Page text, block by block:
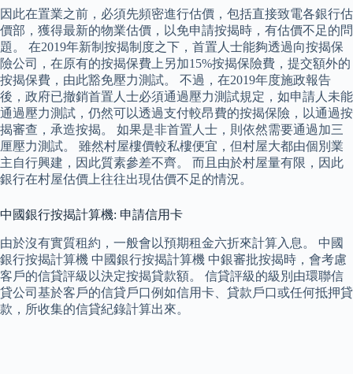
因此在置業之前，必須先頻密進行估價，包括直接致電各銀行估
價部，獲得最新的物業估價，以免申請按揭時，有估價不足的問
題。 在2019年新制按揭制度之下，首置人士能夠透過向按揭保
險公司，在原有的按揭保費上另加15%按揭保險費，提交額外的
按揭保費，由此豁免壓力測試。 不過，在2019年度施政報告
後，政府已撤銷首置人士必須通過壓力測試規定，如申請人未能
通過壓力測試，仍然可以透過支付較昂費的按揭保險，以通過按
揭審查，承造按揭。 如果是非首置人士，則依然需要通過加三
厘壓力測試。 雖然村屋樓價較私樓便宜，但村屋大都由個別業
主自行興建，因此質素參差不齊。 而且由於村屋量有限，因此
銀行在村屋估價上往往出現估價不足的情況。
中國銀行按揭計算機: 申請信用卡
由於沒有實質租約，一般會以預期租金六折來計算入息。 中國
銀行按揭計算機 中國銀行按揭計算機 中銀審批按揭時，會考慮
客戶的信貸評級以決定按揭貸款額。 信貸評級的級別由環聯信
貸公司基於客戶的信貸戶口例如信用卡、貸款戶口或任何抵押貸
款，所收集的信貸紀錄計算出來。